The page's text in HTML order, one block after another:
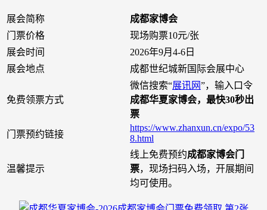
展会简称
成都家博会
门票价格
现场购票10元/张
展会时间
2026年9月4-6日
展会地点
成都世纪城新国际会展中心
免费领票方式
微信搜索“展讯网”，输入口令
成都华夏家博会，最快30秒出
票
门票预约链接
https://www.zhanxun.cn/expo/53
8.html
温馨提示
线上免费预约成都家博会门
票，现场扫码入场，开展期间
均可使用。